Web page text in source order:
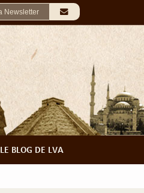
LE BLOG DE LVA